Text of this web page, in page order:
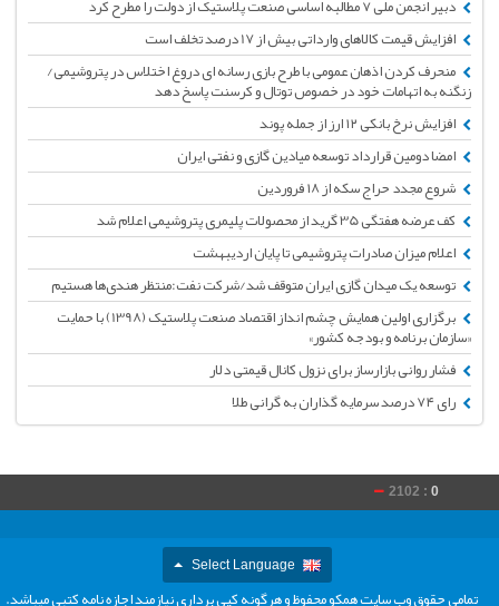
دبیر انجمن ملی ۷ مطالبه اساسی صنعت پلاستیک از دولت را مطرح کرد
افزایش قیمت کالاهای وارداتی بیش از 17 درصد تخلف است
منحرف کردن اذهان عمومی با طرح بازی رسانه ای دروغ اختلاس در پتروشیمی/
زنگنه به اتهامات خود در خصوص توتال و کرسنت پاسخ دهد
افزایش نرخ بانکی ۱۲ ارز از جمله پوند
امضا دومین قرارداد توسعه میادین گازی و نفتی ایران
شروع مجدد حراج سکه از ۱۸ فروردین
کف عرضه هفتگی 35 گرید از محصولات پلیمری پتروشیمی اعلام شد
اعلام میزان صادرات پتروشیمی تا پایان اردیبهشت
توسعه یک میدان گازی ایران متوقف شد/شرکت نفت:منتظر هندی‌ها هستیم
برگزاری اولین همایش چشم انداز اقتصاد صنعت پلاستیک (1398) با حمایت
«سازمان برنامه و بودجه کشور»
فشار روانی بازارساز برای نزول کانال قیمتی دلار
رای ۷۴ درصد سرمایه گذاران به گرانی طلا
2102 : 0
تمامی حقوق وب سایت همکو محفوظ و هرگونه کپی برداری نیازمند اجازه نامه کتبی میباشد.